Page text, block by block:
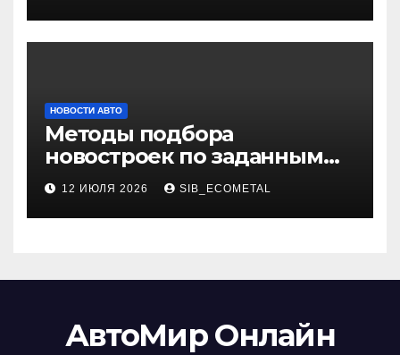
НОВОСТИ АВТО
Методы подбора
новостроек по заданным
критериям
12 ИЮЛЯ 2026 SIB_ECOMETAL
АвтоМир Онлайн